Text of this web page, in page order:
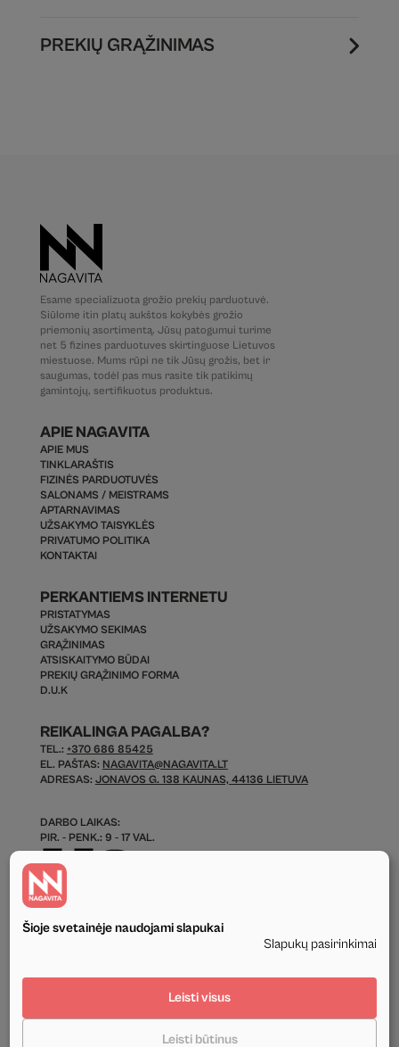
PREKIŲ GRĄŽINIMAS
Esame specializuota grožio prekių parduotuvė.
Siūlome itin platų aukštos kokybės grožio
priemonių asortimentą. Jūsų patogumui turime
net 5 fizines parduotuves skirtinguose Lietuvos
miestuose. Mums rūpi ne tik Jūsų grožis, bet ir
saugumas, todėl pas mus rasite tik patikimų
gamintojų, sertifikuotus produktus.
APIE NAGAVITA
APIE MUS
TINKLARAŠTIS
FIZINĖS PARDUOTUVĖS
SALONAMS / MEISTRAMS
APTARNAVIMAS
UŽSAKYMO TAISYKLĖS
PRIVATUMO POLITIKA
KONTAKTAI
PERKANTIEMS INTERNETU
PRISTATYMAS
UŽSAKYMO SEKIMAS
GRĄŽINIMAS
ATSISKAITYMO BŪDAI
PREKIŲ GRĄŽINIMO FORMA
D.U.K
REIKALINGA PAGALBA?
TEL.: +370 686 85425
EL. PAŠTAS: NAGAVITA@NAGAVITA.LT
ADRESAS: JONAVOS G. 138 KAUNAS, 44136 LIETUVA
DARBO LAIKAS:
PIR. - PENK.: 9 - 17 VAL.
© 2026 Visos Teisės Saugomos.
Tekstinis ir grafinis svetainės turinys priklauso UAB Nagavita ir negali būti
Šioje svetainėje naudojami slapukai
Slapukų pasirinkimai
Leisti būtinus
Leisti visus